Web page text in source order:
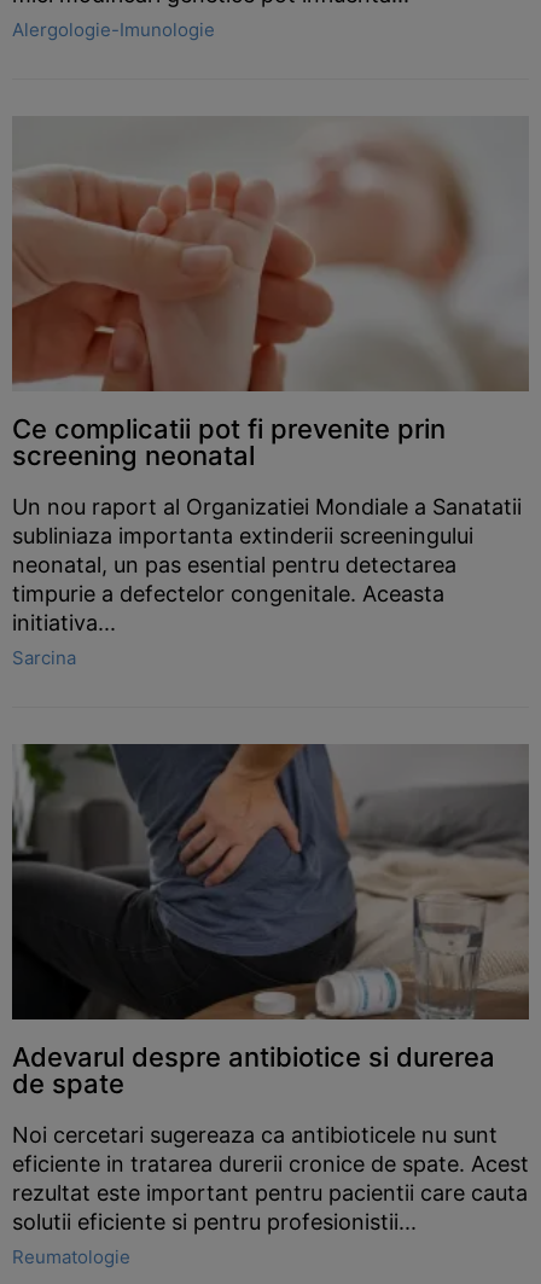
Alergologie-Imunologie
Ce complicatii pot fi prevenite prin
screening neonatal
Un nou raport al Organizatiei Mondiale a Sanatatii
subliniaza importanta extinderii screeningului
neonatal, un pas esential pentru detectarea
timpurie a defectelor congenitale. Aceasta
initiativa...
Sarcina
Adevarul despre antibiotice si durerea
de spate
Noi cercetari sugereaza ca antibioticele nu sunt
eficiente in tratarea durerii cronice de spate. Acest
rezultat este important pentru pacientii care cauta
solutii eficiente si pentru profesionistii...
Reumatologie